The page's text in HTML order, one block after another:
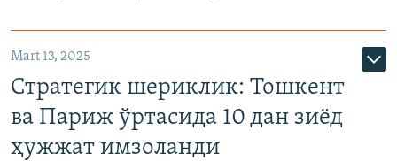
Mart 13, 2025
Стратегик шериклик: Тошкент
ва Париж ўртасида 10 дан зиёд
ҳужжат имзоланди